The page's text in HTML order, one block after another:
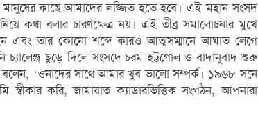
মানুষের কাছে আমাদের লজ্জিত হতে হবে। এই মহান সংসদ
কথা বলার চারণক্ষেত্র নয়। এই তীব্র সমালোচনার মুখে
এবং তার কোনো শব্দে কারও আত্মসম্মানে আঘাত লেগে
ছুড়ে দিলে সংসদে চরম হট্টগোল ও বাদানুবাদ শুরু
বলেন, ‘ওনাদের সাথে আমার খুব ভালো সম্পর্ক। ১৯৬৮ সনে
করি, জামায়াত ক্যাডারভিত্তিক সংগঠন, আপনারা